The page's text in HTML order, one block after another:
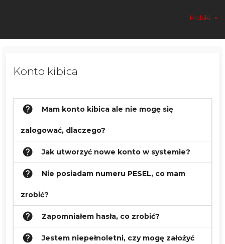
Polski arrow_drop_down
Konto kibica
help Mam konto kibica ale nie mogę się
zalogować, dlaczego?
help Jak utworzyć nowe konto w systemie?
help Nie posiadam numeru PESEL, co mam
zrobić?
help Zapomniałem hasła, co zrobić?
help Jestem niepełnoletni, czy mogę założyć